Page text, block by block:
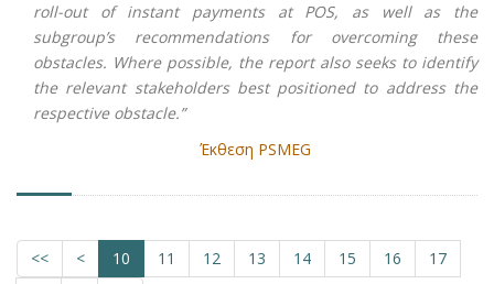
roll-out of instant payments at POS, as well as the
subgroup’s recommendations for overcoming these
obstacles. Where possible, the report also seeks to identify
the relevant stakeholders best positioned to address the
respective obstacle.”
Έκθεση PSMEG
<< < 10 11 12 13 14 15 16
17